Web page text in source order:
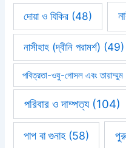
দোয়া ও যিকির (48)
নাসীহাহ (দ্বীনি পরামর্শ) (49)
পবিত্রতা-ওযু-গোসল এবং তায়াম্মুম
পরিবার ও দাম্পত্য(104)
পাপ বা গুনাহ(58)